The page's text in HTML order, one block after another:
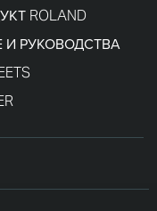
ROLAND
И РУКОВОДСТВА